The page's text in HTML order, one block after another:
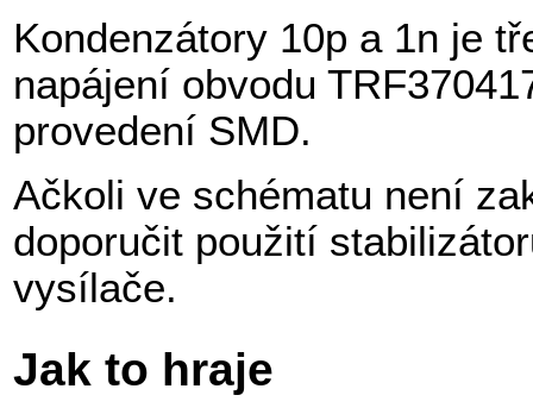
Kondenzátory 10p a 1n je
napájení obvodu
provedení SMD.
Ačkoli ve schématu není
doporučit použití
vysílače.
Jak to hraje